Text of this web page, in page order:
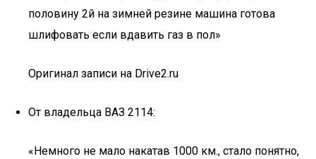
половину 2й на зимней резине машина готова
шлифовать если вдавить газ в пол»
Оригинал записи на Drive2.ru
От владельца ВАЗ 2114:
«Немного не мало накатав 1000 км., стало понятно,